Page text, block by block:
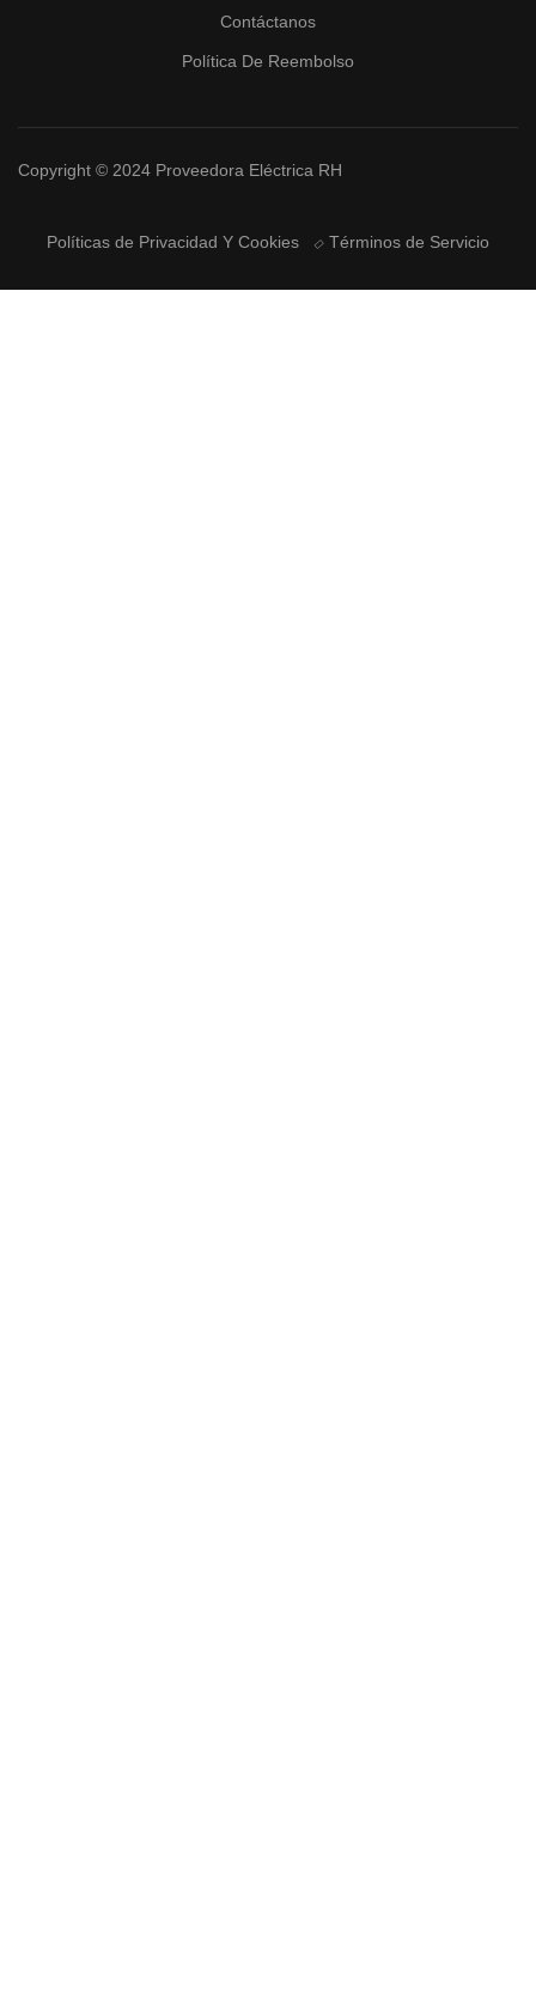
Contáctanos
Política De Reembolso
Copyright © 2024 Proveedora Eléctrica RH
Políticas de Privacidad Y Cookies Términos de Servicio